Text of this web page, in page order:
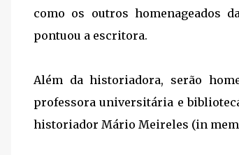
como os outros homenageados
pontuou a escritora.
Além da historiadora, serão
professora universitária e
historiador Mário Meireles (in